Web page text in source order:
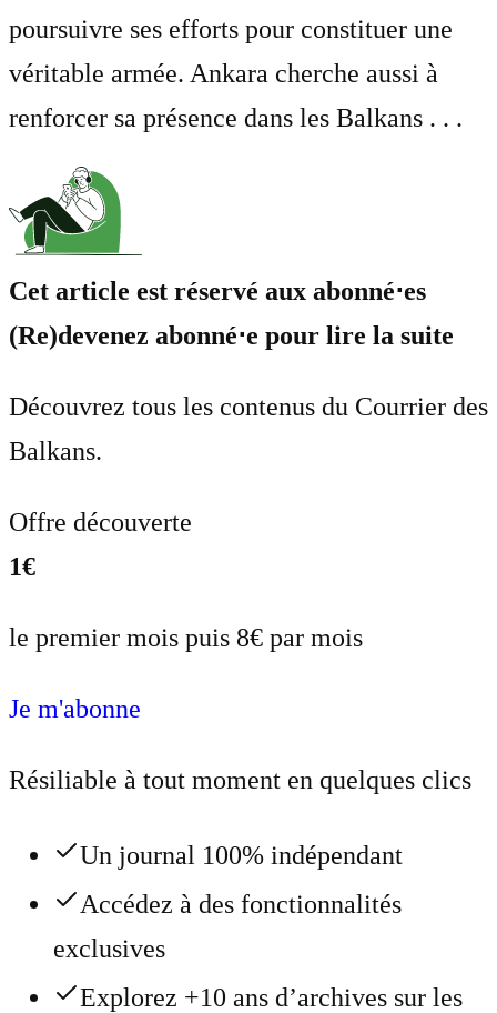
poursuivre ses efforts pour constituer une
véritable armée. Ankara cherche aussi à
renforcer sa présence dans les Balkans . . .
Cet article est réservé aux abonné⋅es
(Re)devenez abonné⋅e pour lire la suite
Découvrez tous les contenus du Courrier des
Balkans.
Offre découverte
1€
le premier mois puis 8€ par mois
Je m'abonne
Résiliable à tout moment en quelques clics
Un journal 100% indépendant
Accédez à des fonctionnalités
exclusives
Explorez +10 ans d’archives sur les